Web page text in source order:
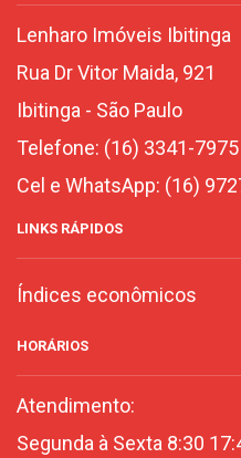
Lenharo Imóveis Ibitinga
Rua Dr Vitor Maida, 921
Ibitinga - São Paulo
Telefone: (16) 3341-7975
Cel e WhatsApp: (16)
LINKS RÁPIDOS
Índices econômicos
HORÁRIOS
Atendimento:
Segunda à Sexta 8:30